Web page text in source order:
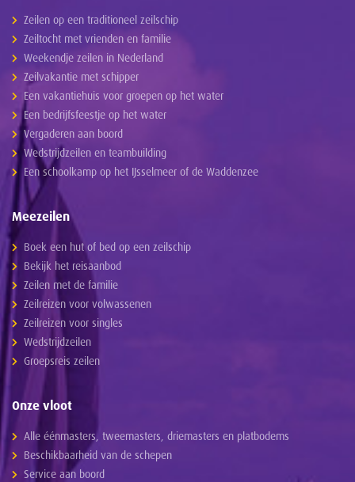
Zeilen op een traditioneel zeilschip
Zeiltocht met vrienden en familie
Weekendje zeilen in Nederland
Zeilvakantie met schipper
Een vakantiehuis voor groepen op het water
Een bedrijfsfeestje op het water
Vergaderen aan boord
Wedstrijdzeilen en teambuilding
Een schoolkamp op het IJsselmeer of de Waddenzee
Meezeilen
Boek een hut of bed op een zeilschip
Bekijk het reisaanbod
Zeilen met de familie
Zeilreizen voor volwassenen
Zeilreizen voor singles
Wedstrijdzeilen
Groepsreis zeilen
Onze vloot
Alle éénmasters, tweemasters, driemasters en platbodems
Beschikbaarheid van de schepen
Service aan boord